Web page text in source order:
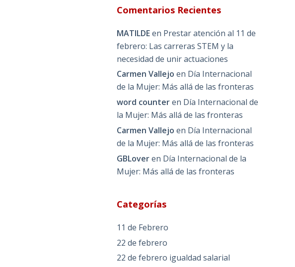
Comentarios Recientes
MATILDEen Prestar atención al 11 de
febrero: Las carreras STEM y la
necesidad de unir actuaciones
Carmen Vallejo en Día Internacional
de la Mujer: Más allá de las fronteras
word counteren Día Internacional de
la Mujer: Más allá de las fronteras
Carmen Vallejo en Día Internacional
de la Mujer: Más allá de las fronteras
GBLoveren Día Internacional de la
Mujer: Más allá de las fronteras
Categorías
11 de Febrero
22 de febrero
22 de febrero igualdad salarial